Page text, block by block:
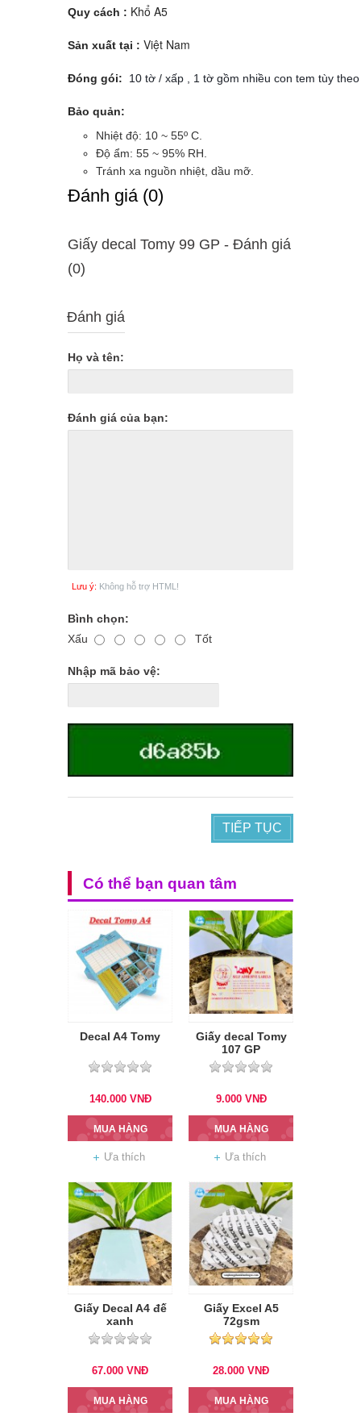
Quy cách : Khổ A5
Sản xuất tại : Việt Nam
Đóng gói: 10 tờ / xấp , 1 tờ gồm nhiều con tem tùy
Bảo quản:
Nhiệt độ: 10 ~ 55º C.
Độ ẩm: 55 ~ 95% RH.
Tránh xa nguồn nhiệt, dầu mỡ.
Ðánh giá (0)
Giấy decal Tomy 99 GP - Ðánh giá
(0)
Đánh giá
Họ và tên:
Đánh giá của bạn:
Lưu ý: Không hỗ trợ HTML!
Bình chọn:
Xấu
Tốt
Nhập mã bảo vệ:
TIẾP TỤC
Có thể bạn quan tâm
Decal A4 Tomy
140.000 VNĐ
MUA HÀNG
Ưa thích
Giấy decal Tomy
107 GP
9.000 VNĐ
MUA HÀNG
Ưa thích
Giấy Decal A4 đế
xanh
67.000 VNĐ
MUA HÀNG
Giấy Excel A5
72gsm
28.000 VNĐ
MUA HÀNG